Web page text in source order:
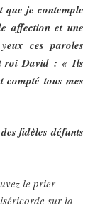
que je contemple
affection et une
ces paroles
roi David : « Ils
compté tous mes
fidèles défunts
le prier
sur la